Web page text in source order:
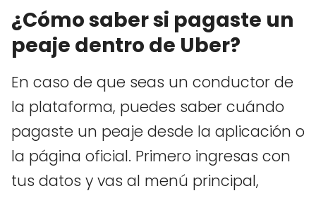
¿Cómo saber si pagaste un
peaje dentro de Uber?
En caso de que seas un conductor de
la plataforma, puedes saber cuándo
pagaste un peaje desde la aplicación o
la página oficial. Primero ingresas con
tus datos y vas al menú principal,